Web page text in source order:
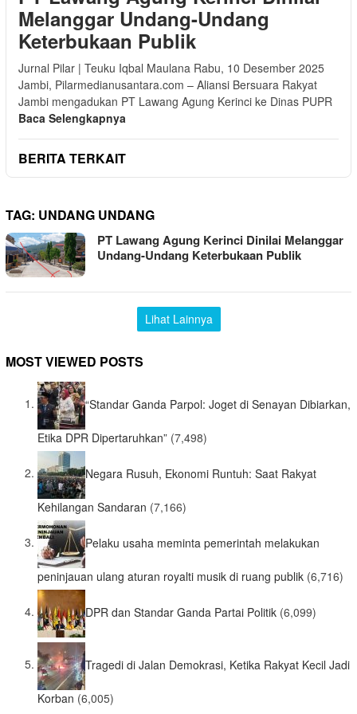
Melanggar Undang-Undang
Keterbukaan Publik
Jurnal Pilar | Teuku Iqbal Maulana Rabu, 10 Desember 2025
Jambi, Pilarmedianusantara.com – Aliansi Bersuara Rakyat
Jambi mengadukan PT Lawang Agung Kerinci ke Dinas PUPR
Baca Selengkapnya
BERITA TERKAIT
TAG: UNDANG UNDANG
PT Lawang Agung Kerinci Dinilai Melanggar
Undang-Undang Keterbukaan Publik
Lihat Lainnya
MOST VIEWED POSTS
“Standar Ganda Parpol: Joget di Senayan Dibiarkan,
Etika DPR Dipertaruhkan” (7,498)
Negara Rusuh, Ekonomi Runtuh: Saat Rakyat
Kehilangan Sandaran (7,166)
Pelaku usaha meminta pemerintah melakukan
peninjauan ulang aturan royalti musik di ruang publik (6,716)
DPR dan Standar Ganda Partai Politik (6,099)
Tragedi di Jalan Demokrasi, Ketika Rakyat Kecil Jadi
Korban (6,005)